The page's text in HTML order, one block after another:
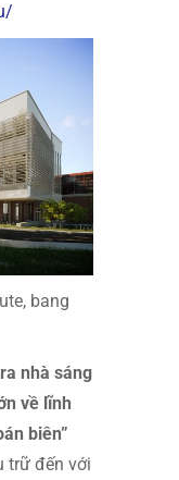
bang
nhà sáng
về lĩnh
biên”
trữ đến với